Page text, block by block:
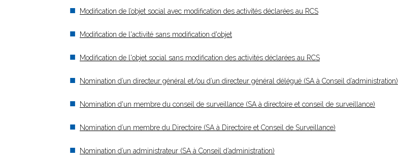
Modification de l’objet social avec modification des activités déclarées au RCS
Modification de l'activité sans modification d'objet
Modification de l'objet social sans modification des activités déclarées au RCS
Nomination d’un directeur général et/ou d’un directeur général délégué (SA à Conseil d’administration)
Nomination d'un membre du conseil de surveillance (SA à directoire et conseil de surveillance)
Nomination d’un membre du Directoire (SA à Directoire et Conseil de Surveillance)
Nomination d’un administrateur (SA à Conseil d’administration)